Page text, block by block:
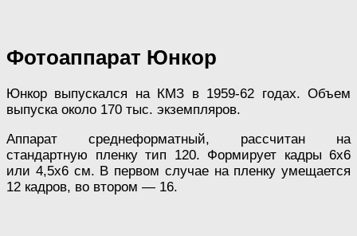
Фотоаппарат Юнкор
Юнкор выпускался на КМЗ в 1959-62 годах. Объем
выпуска около 170 тыс. экземпляров.
Аппарат среднеформатный, рассчитан на
стандартную пленку тип 120. Формирует кадры 6х6
или 4,5х6 см. В первом случае на пленку умещается
12 кадров, во втором — 16.